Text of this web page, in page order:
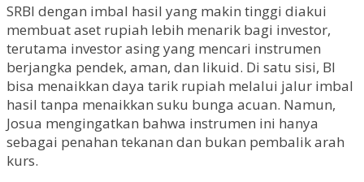
SRBI dengan imbal hasil yang makin tinggi diakui
membuat aset rupiah lebih menarik bagi investor,
terutama investor asing yang mencari instrumen
berjangka pendek, aman, dan likuid. Di satu sisi, BI
bisa menaikkan daya tarik rupiah melalui jalur imbal
hasil tanpa menaikkan suku bunga acuan. Namun,
Josua mengingatkan bahwa instrumen ini hanya
sebagai penahan tekanan dan bukan pembalik arah
kurs.